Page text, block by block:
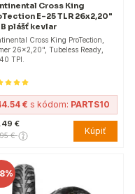
Cross King
E-25 TLR 26x2,20"
plášť kevlar
Cross King ProTection,
26x2,20", Tubeless Ready,
TPI.
€ s kódom: PARTS10
€
€ Kúpiť